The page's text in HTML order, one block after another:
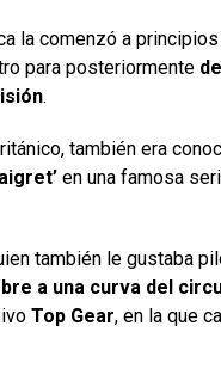
la comenzó a
para posteriormente
.
también era
en una famosa
también le gustaba
a una curva del
Top Gear, en la que